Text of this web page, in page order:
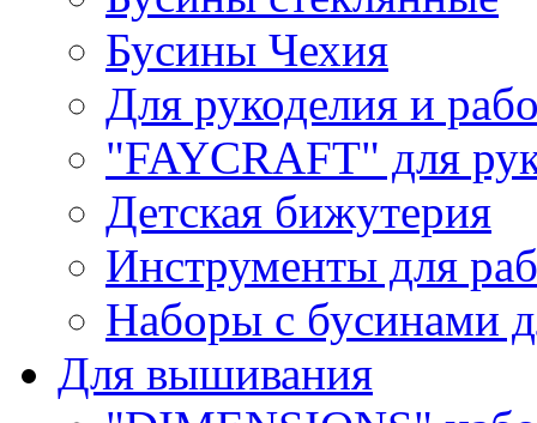
Бусины Чехия
Для рукоделия и
"FAYCRAFT" для
Детская бижутерия
Инструменты для
Наборы с бусинами
Для вышивания